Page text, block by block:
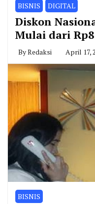
BISNIS DIGITAL
Diskon
Mulai dari
ByRedaksi April 17,
BISNIS